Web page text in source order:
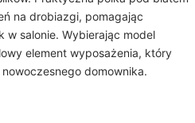
na drobiazgi, pomagając
w salonie. Wybierając model
element wyposażenia, który
domownika.